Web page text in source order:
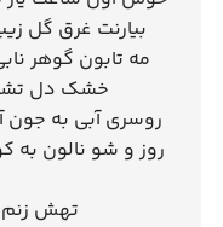
بیارنت غرق گل
مه تابون گوهر
خشک دل
روسری آبی به
روز و شو نالون
تهش